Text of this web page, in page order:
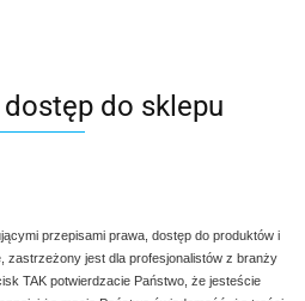
do sklepu
przepisami prawa, dostęp do produktów i
zastrzeżony jest dla profesjonalistów z branży
TAK potwierdzacie Państwo, że jesteście